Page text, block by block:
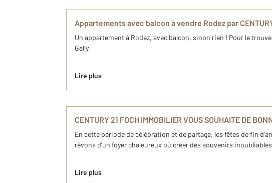
Appartements avec balcon à vendre Rodez par
Un appartement à Rodez, avec balcon, sinon rien ! Pour le
Gally.
Lire plus
CENTURY 21 FOCH IMMOBILIER VOUS SOUHAITE DE
En cette période de célébration et de partage, les fêtes de fin
rêvons d’un foyer chaleureux où créer des souvenirs
Lire plus